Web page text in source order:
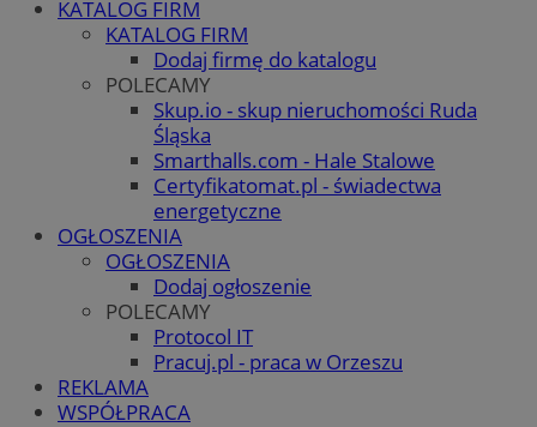
KATALOG FIRM
KATALOG FIRM
Dodaj firmę do katalogu
POLECAMY
Skup.io - skup nieruchomości Ruda
Śląska
Smarthalls.com - Hale Stalowe
Certyfikatomat.pl - świadectwa
energetyczne
OGŁOSZENIA
OGŁOSZENIA
Dodaj ogłoszenie
POLECAMY
Protocol IT
Pracuj.pl - praca w Orzeszu
REKLAMA
WSPÓŁPRACA